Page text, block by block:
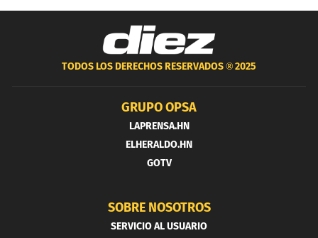
TODOS LOS DERECHOS RESERVADOS ®2025
GRUPO OPSA
LAPRENSA.HN
ELHERALDO.HN
GOTV
SOBRE NOSOTROS
SERVICIO AL USUARIO